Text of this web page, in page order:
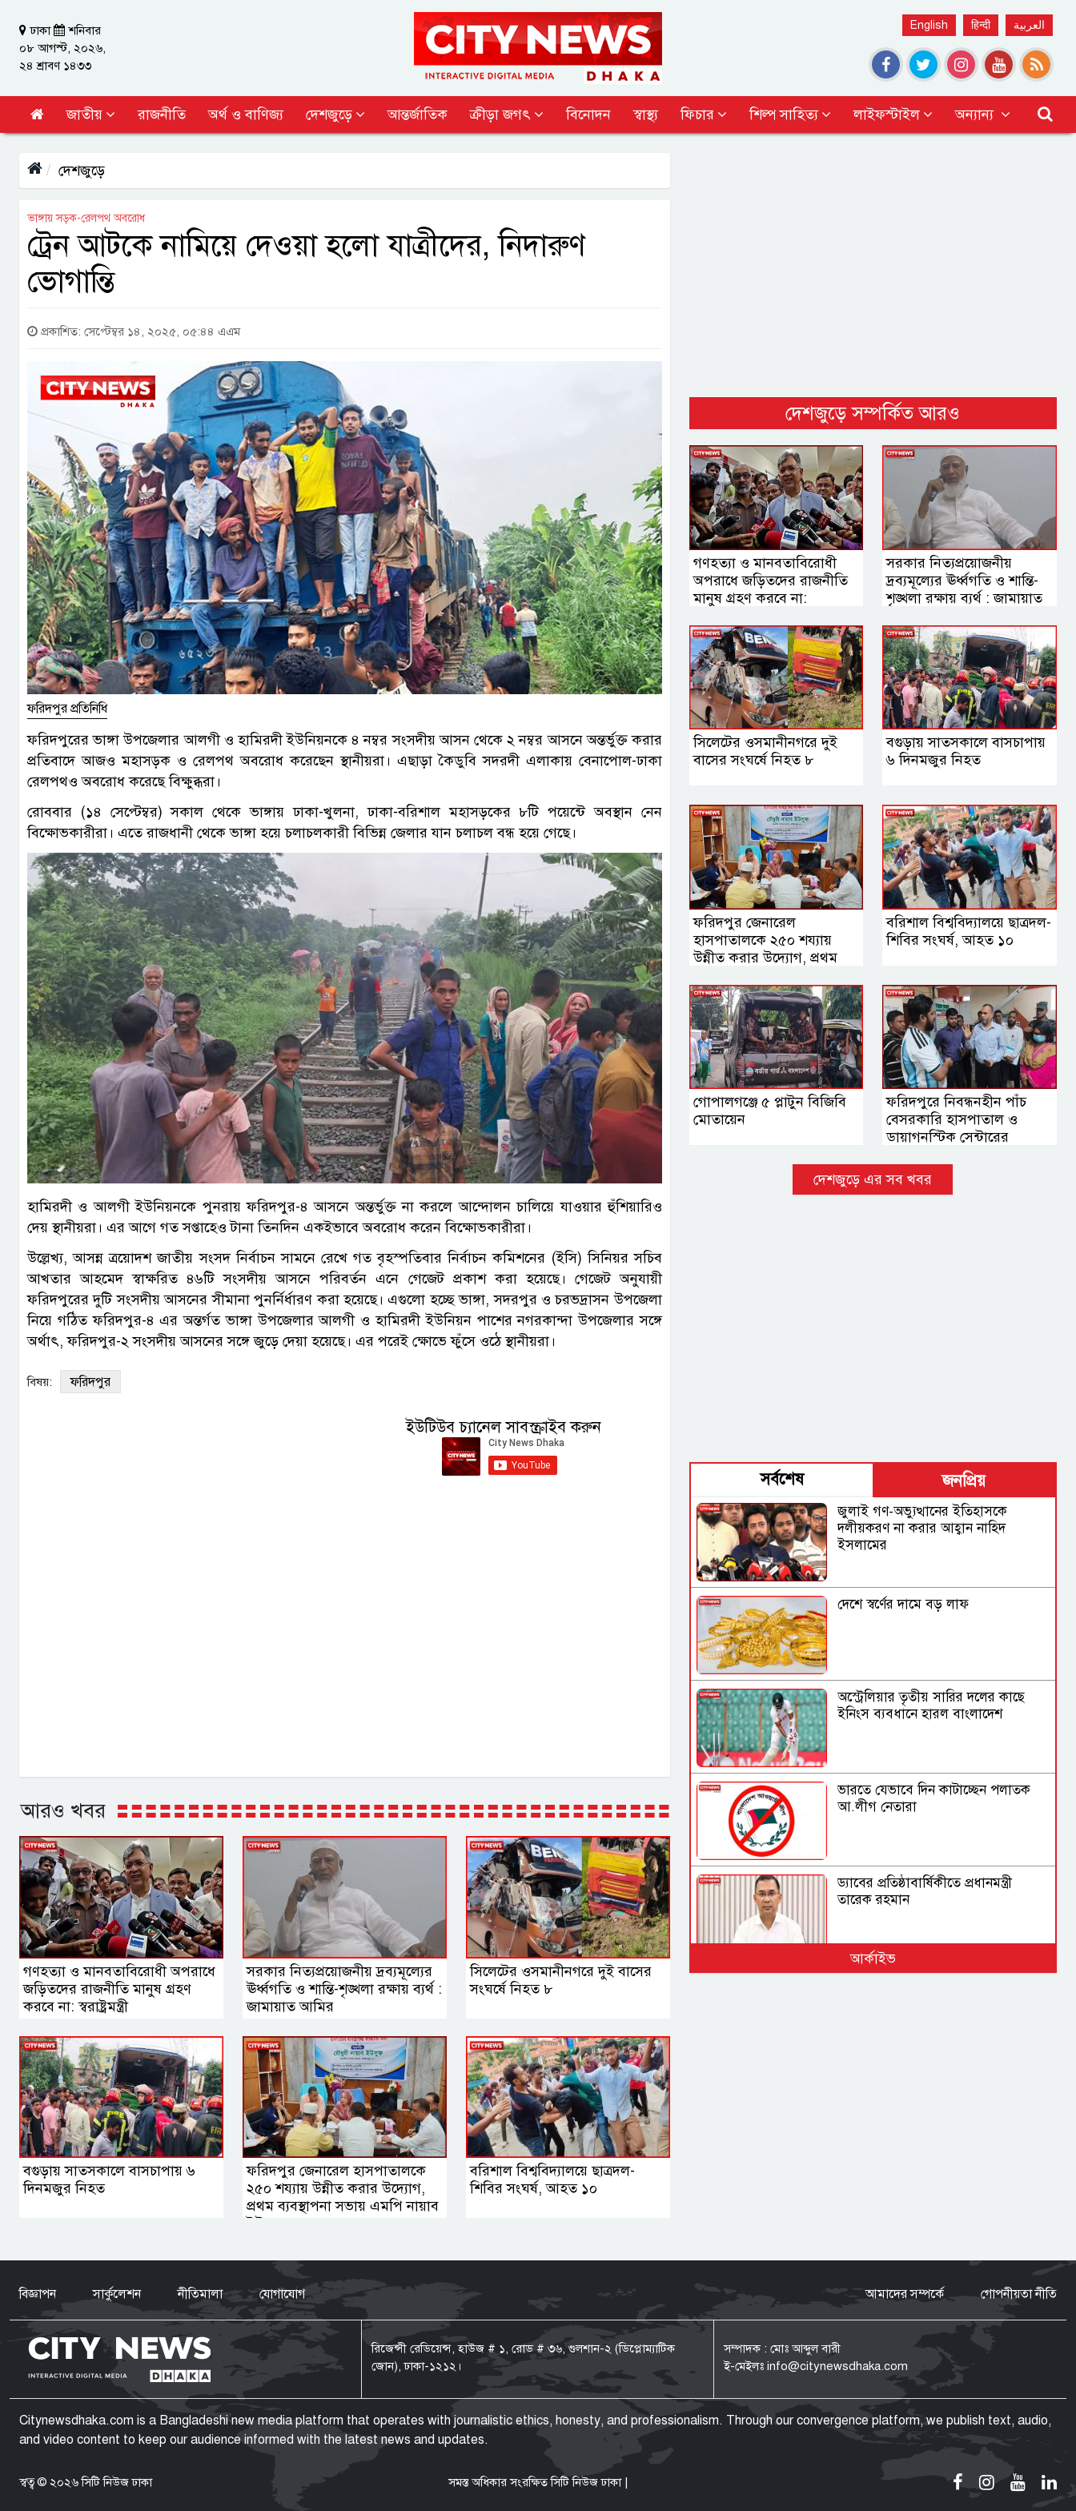
ঢাকা
শনিবার
০৮ আগস্ট, ২০২৬,
২৪ শ্রাবণ ১৪৩৩
English हिन्दी العربية
জাতীয় রাজনীতি অর্থ ও বাণিজ্য দেশজুড়ে আন্তর্জাতিক ক্রীড়া জগৎ বিনোদন স্বাস্থ্য ফিচার শিল্প সাহিত্য লাইফস্টাইল অন্যান্য
দেশজুড়ে
ভাঙ্গায় সড়ক-রেলপথ অবরোধ
ট্রেন আটকে নামিয়ে দেওয়া হলো যাত্রীদের, নিদারুণ
ভোগান্তি
প্রকাশিত: সেপ্টেম্বর ১৪, ২০২৫, ০৫:৪৪ এএম
ফরিদপুর প্রতিনিধি
ফরিদপুরের ভাঙ্গা উপজেলার আলগী ও হামিরদী ইউনিয়নকে ৪ নম্বর সংসদীয় আসন থেকে ২ নম্বর আসনে অন্তর্ভুক্ত করার
প্রতিবাদে আজও মহাসড়ক ও রেলপথ অবরোধ করেছেন স্থানীয়রা। এছাড়া কৈডুবি সদরদী এলাকায় বেনাপোল-ঢাকা
রেলপথও অবরোধ করেছে বিক্ষুব্ধরা।
রোববার (১৪ সেপ্টেম্বর) সকাল থেকে ভাঙ্গায় ঢাকা-খুলনা, ঢাকা-বরিশাল মহাসড়কের ৮টি পয়েন্টে অবস্থান নেন
বিক্ষোভকারীরা। এতে রাজধানী থেকে ভাঙ্গা হয়ে চলাচলকারী বিভিন্ন জেলার যান চলাচল বন্ধ হয়ে গেছে।
হামিরদী ও আলগী ইউনিয়নকে পুনরায় ফরিদপুর-৪ আসনে অন্তর্ভুক্ত না করলে আন্দোলন চালিয়ে যাওয়ার হুঁশিয়ারিও
দেয় স্থানীয়রা। এর আগে গত সপ্তাহেও টানা তিনদিন একইভাবে অবরোধ করেন বিক্ষোভকারীরা।
উল্লেখ্য, আসন্ন ত্রয়োদশ জাতীয় সংসদ নির্বাচন সামনে রেখে গত বৃহস্পতিবার নির্বাচন কমিশনের (ইসি) সিনিয়র সচিব
আখতার আহমেদ স্বাক্ষরিত ৪৬টি সংসদীয় আসনে পরিবর্তন এনে গেজেট প্রকাশ করা হয়েছে। গেজেট অনুযায়ী
ফরিদপুরের দুটি সংসদীয় আসনের সীমানা পুনর্নির্ধারণ করা হয়েছে। এগুলো হচ্ছে ভাঙ্গা, সদরপুর ও চরভদ্রাসন উপজেলা
নিয়ে গঠিত ফরিদপুর-৪ এর অন্তর্গত ভাঙ্গা উপজেলার আলগী ও হামিরদী ইউনিয়ন পাশের নগরকান্দা উপজেলার সঙ্গে
অর্থাৎ, ফরিদপুর-২ সংসদীয় আসনের সঙ্গে জুড়ে দেয়া হয়েছে। এর পরেই ক্ষোভে ফুঁসে ওঠে স্থানীয়রা।
বিষয়: ফরিদপুর
ইউটিউব চ্যানেল সাবস্ক্রাইব করুন
আরও খবর
গণহত্যা ও মানবতাবিরোধী অপরাধে
জড়িতদের রাজনীতি মানুষ গ্রহণ
করবে না: স্বরাষ্ট্রমন্ত্রী
সরকার নিত্যপ্রয়োজনীয় দ্রব্যমূল্যের
ঊর্ধ্বগতি ও শান্তি-শৃঙ্খলা রক্ষায় ব্যর্থ :
জামায়াত আমির
সিলেটের ওসমানীনগরে দুই বাসের
সংঘর্ষে নিহত ৮
বগুড়ায় সাতসকালে বাসচাপায় ৬
দিনমজুর নিহত
ফরিদপুর জেনারেল হাসপাতালকে
২৫০ শয্যায় উন্নীত করার উদ্যোগ,
প্রথম ব্যবস্থাপনা সভায় এমপি নায়াব
ইউসুফ
বরিশাল বিশ্ববিদ্যালয়ে ছাত্রদল-
শিবির সংঘর্ষ, আহত ১০
দেশজুড়ে সম্পর্কিত আরও
গণহত্যা ও মানবতাবিরোধী
অপরাধে জড়িতদের রাজনীতি
মানুষ গ্রহণ করবে না:
সরকার নিত্যপ্রয়োজনীয়
দ্রব্যমূল্যের ঊর্ধ্বগতি ও শান্তি-
শৃঙ্খলা রক্ষায় ব্যর্থ : জামায়াত
সিলেটের ওসমানীনগরে দুই
বাসের সংঘর্ষে নিহত ৮
বগুড়ায় সাতসকালে বাসচাপায়
৬ দিনমজুর নিহত
ফরিদপুর জেনারেল
হাসপাতালকে ২৫০ শয্যায়
উন্নীত করার উদ্যোগ, প্রথম
ইউসুফ
বরিশাল বিশ্ববিদ্যালয়ে ছাত্রদল-
শিবির সংঘর্ষ, আহত ১০
গোপালগঞ্জে ৫ প্লাটুন বিজিবি
মোতায়েন
ফরিদপুরে নিবন্ধনহীন পাঁচ
বেসরকারি হাসপাতাল ও
ডায়াগনস্টিক সেন্টারের
দেশজুড়ে এর সব খবর
সর্বশেষ জনপ্রিয়
জুলাই গণ-অভ্যুত্থানের ইতিহাসকে
দলীয়করণ না করার আহ্বান নাহিদ
ইসলামের
দেশে স্বর্ণের দামে বড় লাফ
অস্ট্রেলিয়ার তৃতীয় সারির দলের কাছে
ইনিংস ব্যবধানে হারল বাংলাদেশ
ভারতে যেভাবে দিন কাটাচ্ছেন পলাতক
আ.লীগ নেতারা
ড্যাবের প্রতিষ্ঠাবার্ষিকীতে প্রধানমন্ত্রী
তারেক রহমান
মুক্তিযুদ্ধ ছিলো জনতার, কোনো
রাষ্ট্রপতি নির্বাচন
ডাকা হচ্ছে সংসদের বিশেষ অধিবেশন
আর্কাইভ
বিজ্ঞাপন সার্কুলেশন নীতিমালা যোগাযোগ আমাদের সম্পর্কে গোপনীয়তা নীতি
রিজেন্সী রেডিয়েন্স, হাউজ # ১, রোড # ৩৬, গুলশান-২ (ডিপ্লোম্যাটিক
জোন), ঢাকা-১২১২।
সম্পাদক : মোঃ আব্দুল বারী
ই-মেইলঃ info@citynewsdhaka.com
Citynewsdhaka.com is a Bangladeshi new media platform that operates with journalistic ethics, honesty, and professionalism. Through our convergence platform, we publish text, audio,
and video content to keep our audience informed with the latest news and updates.
স্বত্ব © ২০২৬ সিটি নিউজ ঢাকা সমস্ত অধিকার সংরক্ষিত সিটি নিউজ ঢাকা |